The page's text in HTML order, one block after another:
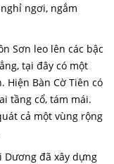
ngơi, ngắm
Sơn leo lên các bậc
tại đây có một
Hiện Bàn Cờ Tiên có
tầng cổ, tám mái.
cả một vùng rộng
Dương đã xây dựng